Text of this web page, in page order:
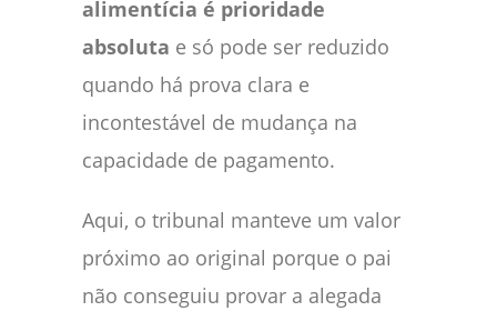
alimentícia é prioridade
absoluta e só pode ser reduzido
quando há prova clara e
incontestável de mudança na
capacidade de pagamento.
Aqui, o tribunal manteve um valor
próximo ao original porque o pai
não conseguiu provar a alegada